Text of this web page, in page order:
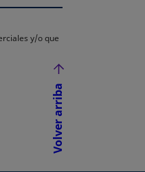
y/o que
Volver arriba